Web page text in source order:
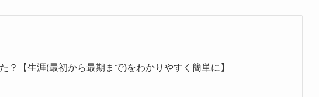
？【生涯(最初から最期まで)をわかりやすく簡単に】